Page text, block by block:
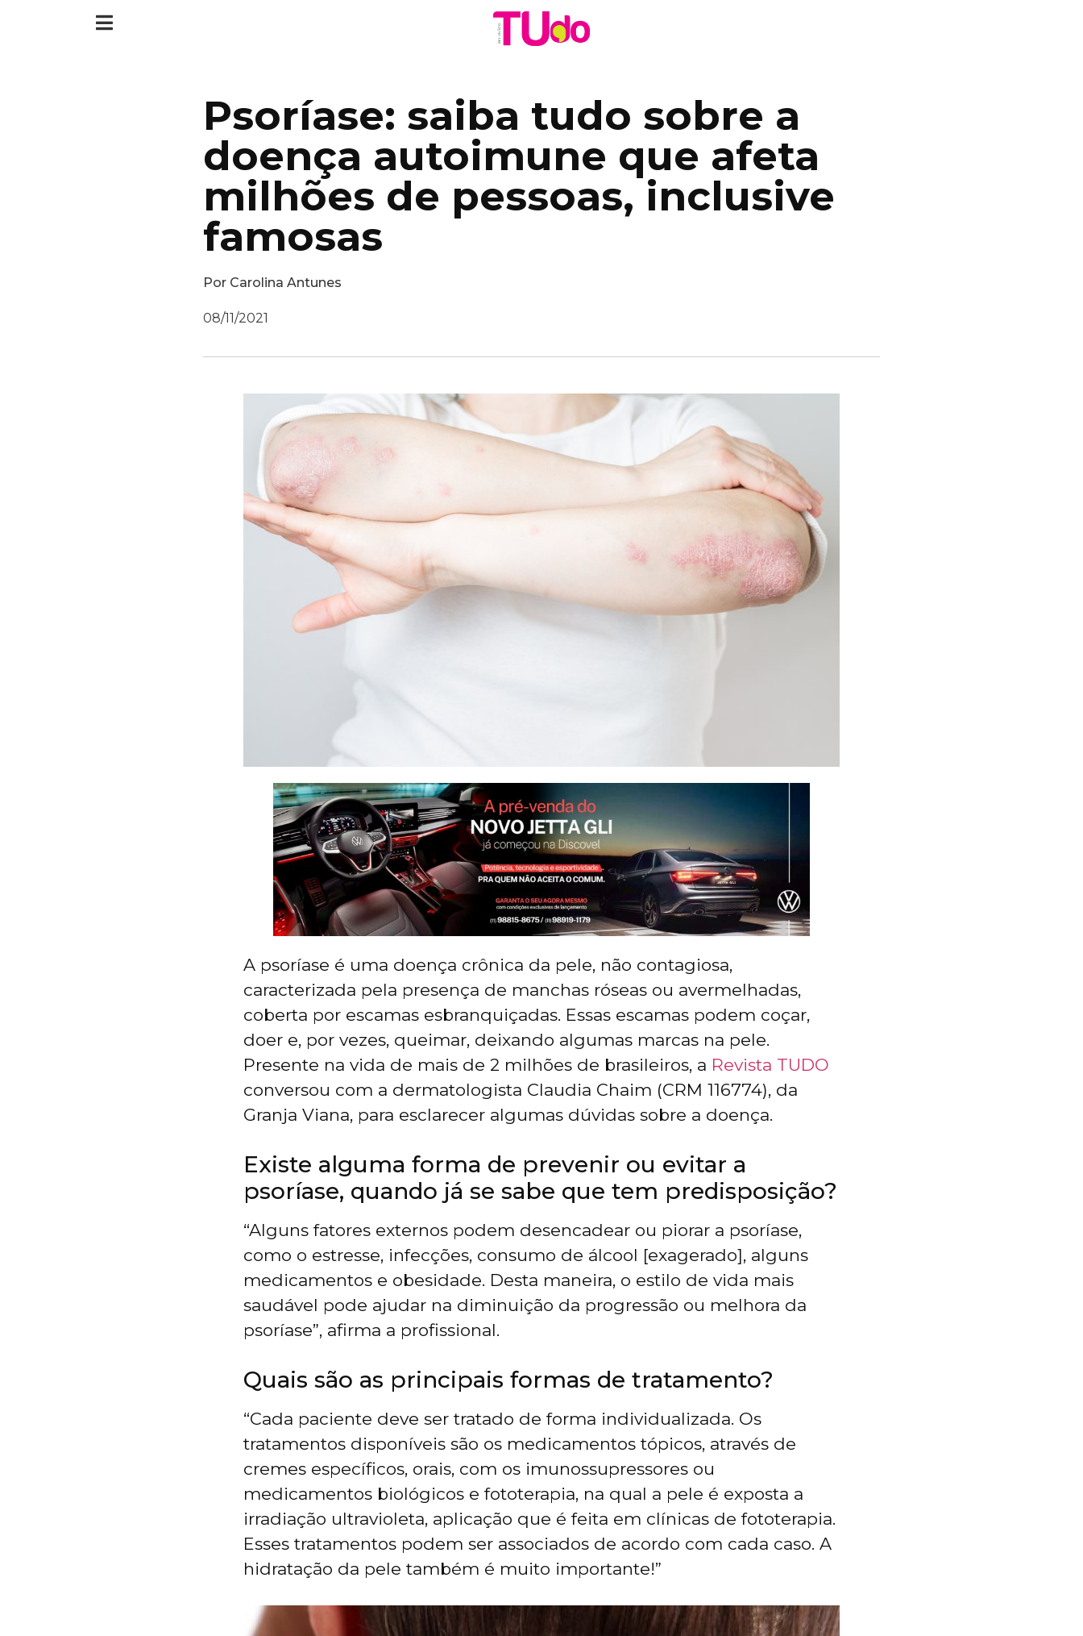
Psoríase: saiba tudo sobre a
doença autoimune que afeta
milhões de pessoas, inclusive
famosas
Por Carolina Antunes
08/11/2021
A psoríase é uma doença crônica da pele, não contagiosa,
caracterizada pela presença de manchas róseas ou avermelhadas,
coberta por escamas esbranquiçadas. Essas escamas podem coçar,
doer e, por vezes, queimar, deixando algumas marcas na pele.
Presente na vida de mais de 2 milhões de brasileiros, a Revista TUDO
conversou com a dermatologista Claudia Chaim (CRM 116774), da
Granja Viana, para esclarecer algumas dúvidas sobre a doença.
Existe alguma forma de prevenir ou evitar a
psoríase, quando já se sabe que tem predisposição?
“Alguns fatores externos podem desencadear ou piorar a psoríase,
como o estresse, infecções, consumo de álcool [exagerado], alguns
medicamentos e obesidade. Desta maneira, o estilo de vida mais
saudável pode ajudar na diminuição da progressão ou melhora da
psoríase”, afirma a profissional.
Quais são as principais formas de tratamento?
“Cada paciente deve ser tratado de forma individualizada. Os
tratamentos disponíveis são os medicamentos tópicos, através de
cremes específicos, orais, com os imunossupressores ou
medicamentos biológicos e fototerapia, na qual a pele é exposta a
irradiação ultravioleta, aplicação que é feita em clínicas de fototerapia.
Esses tratamentos podem ser associados de acordo com cada caso. A
hidratação da pele também é muito importante!”